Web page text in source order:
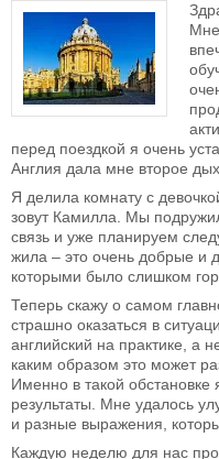
Мне
перед поездкой я очень
Англия дала мне второе
Я делила комнату с
зовут Камилла. Мы
связь и уже планируем
жила – это очень добрые и
которыми было слишком
Теперь скажу о самом
страшно оказаться в
английский на практике, а
каким образом это может
Именно в такой
результаты. Мне удалось
и разные выражения,
Каждую неделю для нас